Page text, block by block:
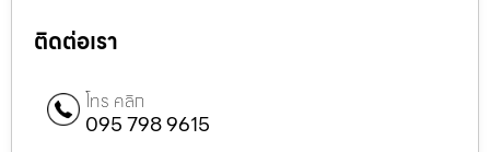
ติดต่อเรา
โทร คลิก
095 798 9615